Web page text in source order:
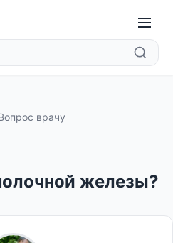
врачу
железы?